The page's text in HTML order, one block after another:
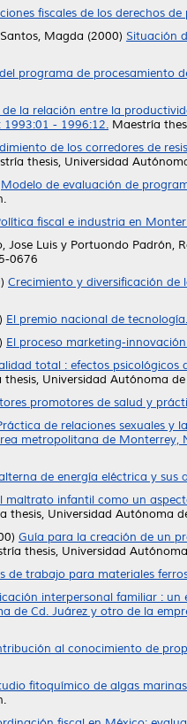
fiscales de los derechos
Magda (2000) Situación
programa de procesamiento
de la relación entre la
- 1996:12. Maestría
de los corredores de
thesis, Universidad
Modelo de evaluación de
fiscal e industria en
Jose Luis y Portuondo Padrón,
0676
Crecimiento y diversificación
El premio nacional de tecnología.
El proceso marketing-
total : efectos psicológicos
thesis, Universidad Autónoma
promotores de salud y
de relaciones sexuales y
metropolitana de Monterrey,
de energía eléctrica y sus
maltrato infantil como un
thesis, Universidad Autónoma
Guía para la creación de un
thesis, Universidad
de trabajo para materiales
interpersonal familiar : un
de Cd. Juárez y otro de la
al conocimiento de
fitoquímico de algas